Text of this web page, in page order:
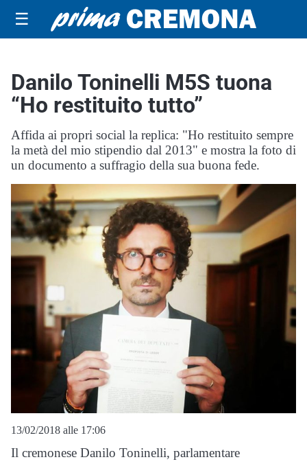
☰
Danilo Toninelli M5S tuona
“Ho restituito tutto”
Affida ai propri social la replica: "Ho restituito sempre
la metà del mio stipendio dal 2013" e mostra la foto di
un documento a suffragio della sua buona fede.
13/02/2018 alle 17:06
Il cremonese Danilo Toninelli, parlamentare